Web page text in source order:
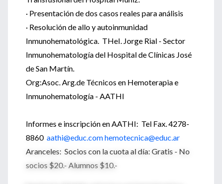
· Presentación de dos casos reales para análisis
· Resolución de allo y autoinmunidad
Inmunohematológica. THeI. Jorge Rial - Sector
Inmunohematología del Hospital de Clínicas José
de San Martín.
Org:Asoc. Arg.de Técnicos en Hemoterapia e
Inmunohematología - AATHI
Informes e inscripción en AATHI: Tel Fax. 4278-
8860 aathi@educ.comhemotecnica@educ.ar
Aranceles: Socios con la cuota al día: Gratis - No
socios $20.- Alumnos $10.-